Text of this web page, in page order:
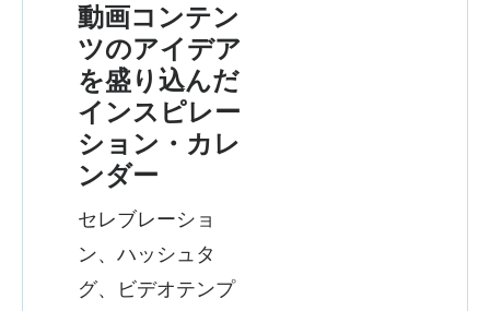
動画コンテン
ツのアイデア
を盛り込んだ
インスピレー
ション・カレ
ンダー
セレブレーショ
ン、ハッシュタ
グ、ビデオテンプ